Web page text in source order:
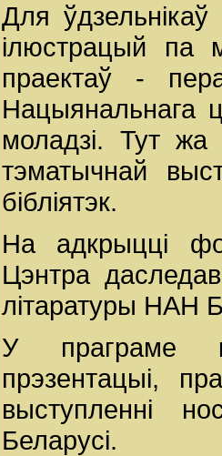
Для
ілюстрацый па
праектаў -
Нацыянальнага
моладзі. Тут
тэматычнай
бібліятэк.
На адкрыцці
Цэнтра
літаратуры НАН
У праграме
прэзентацыі,
выступленні
Беларусі.